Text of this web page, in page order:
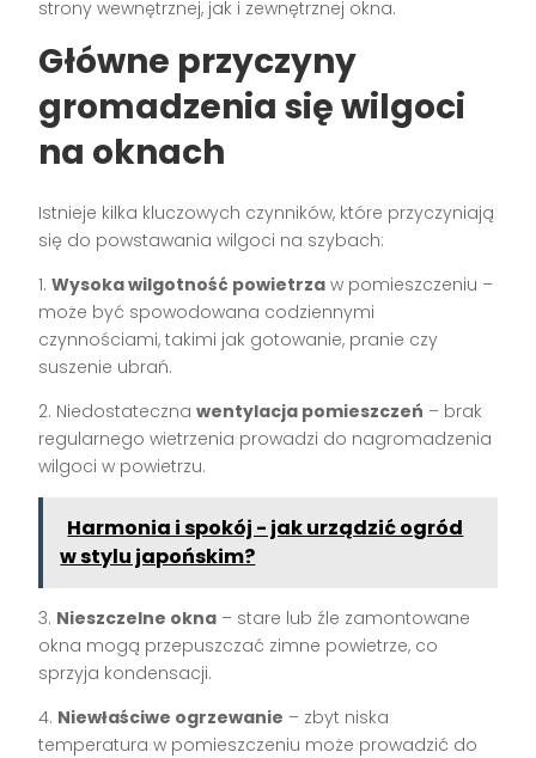
strony wewnętrznej, jak i zewnętrznej okna.
Główne przyczyny
gromadzenia się wilgoci
na oknach
Istnieje kilka kluczowych czynników, które przyczyniają
się do powstawania wilgoci na szybach:
1.Wysoka wilgotność powietrza w pomieszczeniu –
może być spowodowana codziennymi
czynnościami, takimi jak gotowanie, pranie czy
suszenie ubrań.
2. Niedostatecznawentylacja pomieszczeń – brak
regularnego wietrzenia prowadzi do nagromadzenia
wilgoci w powietrzu.
Harmonia i spokój - jak urządzić ogród
w stylu japońskim?
3. Nieszczelne okna – stare lub źle zamontowane
okna mogą przepuszczać zimne powietrze, co
sprzyja kondensacji.
4. Niewłaściwe ogrzewanie – zbyt niska
temperatura w pomieszczeniu może prowadzić do